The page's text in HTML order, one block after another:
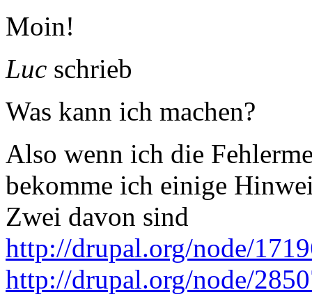
Moin!
Luc schrieb
Was kann ich machen?
Also wenn ich die
bekomme ich einige
Zwei davon sind
http://drupal.org/node/
http://drupal.org/node/